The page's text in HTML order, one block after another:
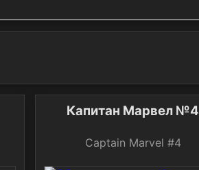
Капитан Марвел №4
Captain Marvel #4